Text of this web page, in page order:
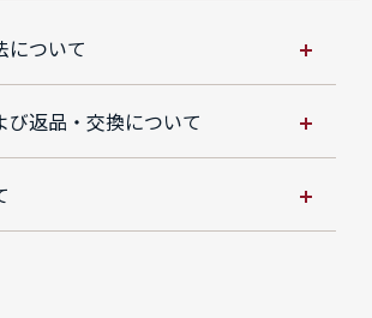
について
び返品・交換について